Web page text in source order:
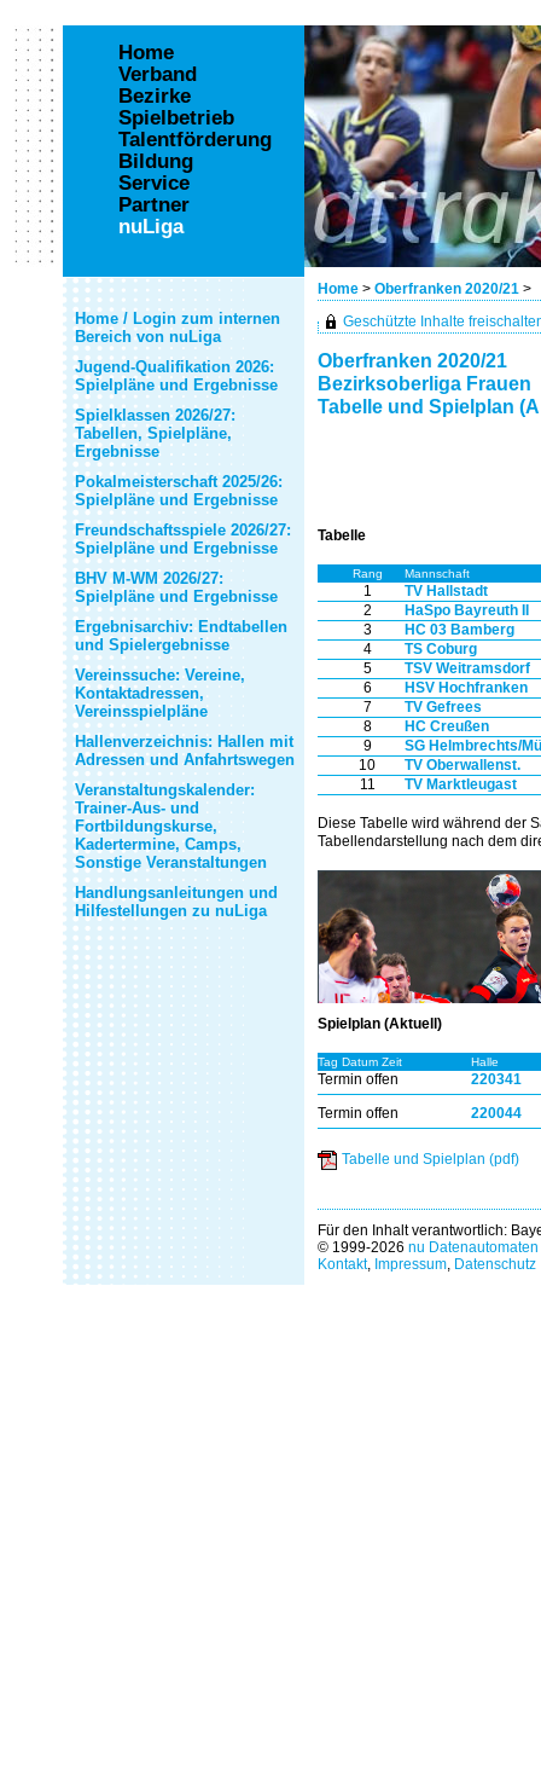
Home > Oberfranken 2020/21 >
Home
Verband
Bezirke
Spielbetrieb
Talentförderung
Bildung
Service
Partner
nuLiga
Home / Login zum internen
Bereich von nuLiga
Jugend-Qualifikation 2026:
Spielpläne und Ergebnisse
Spielklassen 2026/27:
Tabellen, Spielpläne,
Ergebnisse
Pokalmeisterschaft 2025/26:
Spielpläne und Ergebnisse
Freundschaftsspiele 2026/27:
Spielpläne und Ergebnisse
BHV M-WM 2026/27:
Spielpläne und Ergebnisse
Ergebnisarchiv: Endtabellen
und Spielergebnisse
Vereinssuche: Vereine,
Kontaktadressen,
Vereinsspielpläne
Hallenverzeichnis: Hallen mit
Adressen und Anfahrtswegen
Veranstaltungskalender:
Trainer-Aus- und
Fortbildungskurse,
Kadertermine, Camps,
Sonstige Veranstaltungen
Handlungsanleitungen und
Hilfestellungen zu nuLiga
Geschützte Inhalte
Oberfranken 2020/21
Bezirksoberliga Frauen
Tabelle und Spielplan
Tabelle
Rang Mannschaft
1
TV Hallstadt
2
HaSpo Bayreuth II
3
HC 03 Bamberg
4
TS Coburg
5
TSV Weitramsdorf
6
HSV Hochfranken
7
TV Gefrees
8
HC Creußen
9
SG Helmbrechts/
10
TV Oberwallenst.
11
TV Marktleugast
Diese Tabelle wird während der
Tabellendarstellung nach dem
Spielplan (Aktuell)
Tag Datum Zeit Halle
Termin offen
220341
Termin offen
220044
Tabelle und Spielplan (pdf)
Für den Inhalt verantwortlich:
© 1999-2026 nu
Kontakt, Impressum, Datenschutz